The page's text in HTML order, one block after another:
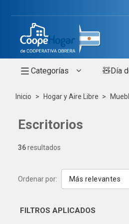
Categorías 🧸Día
Inicio Hogar y Aire Libre
Escritorios
36resultados
Ordenar por: Más relevantes
FILTROS APLICADOS